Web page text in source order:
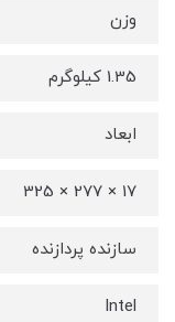
وزن
1.35 کیلوگرم
ابعاد
17 × 277 × 325
سازنده پردازنده
Intel